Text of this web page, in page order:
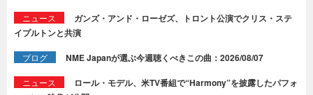
ニュース
ガンズ・アンド・ローゼズ、トロント公演でクリス・ステ
イプルトンと共演
ブログ NME Japanが選ぶ今週聴くべきこの曲：2026/08/07
ニュース
ロール・モデル、米TV番組で“Harmony”を披露したパフォ